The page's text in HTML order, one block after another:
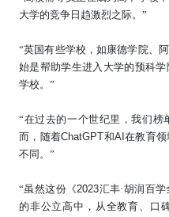
大学的竞争日趋激烈之际。”
“英国有些学校，如康德学院、
始是帮助学生进入大学的预科
学校。 ”
“在过去的一个世纪里，我们
而，随着ChatGPT和AI 在教育
不同。”
“虽然这份《2023汇丰·胡润百
的非公立高中，从全教育、口